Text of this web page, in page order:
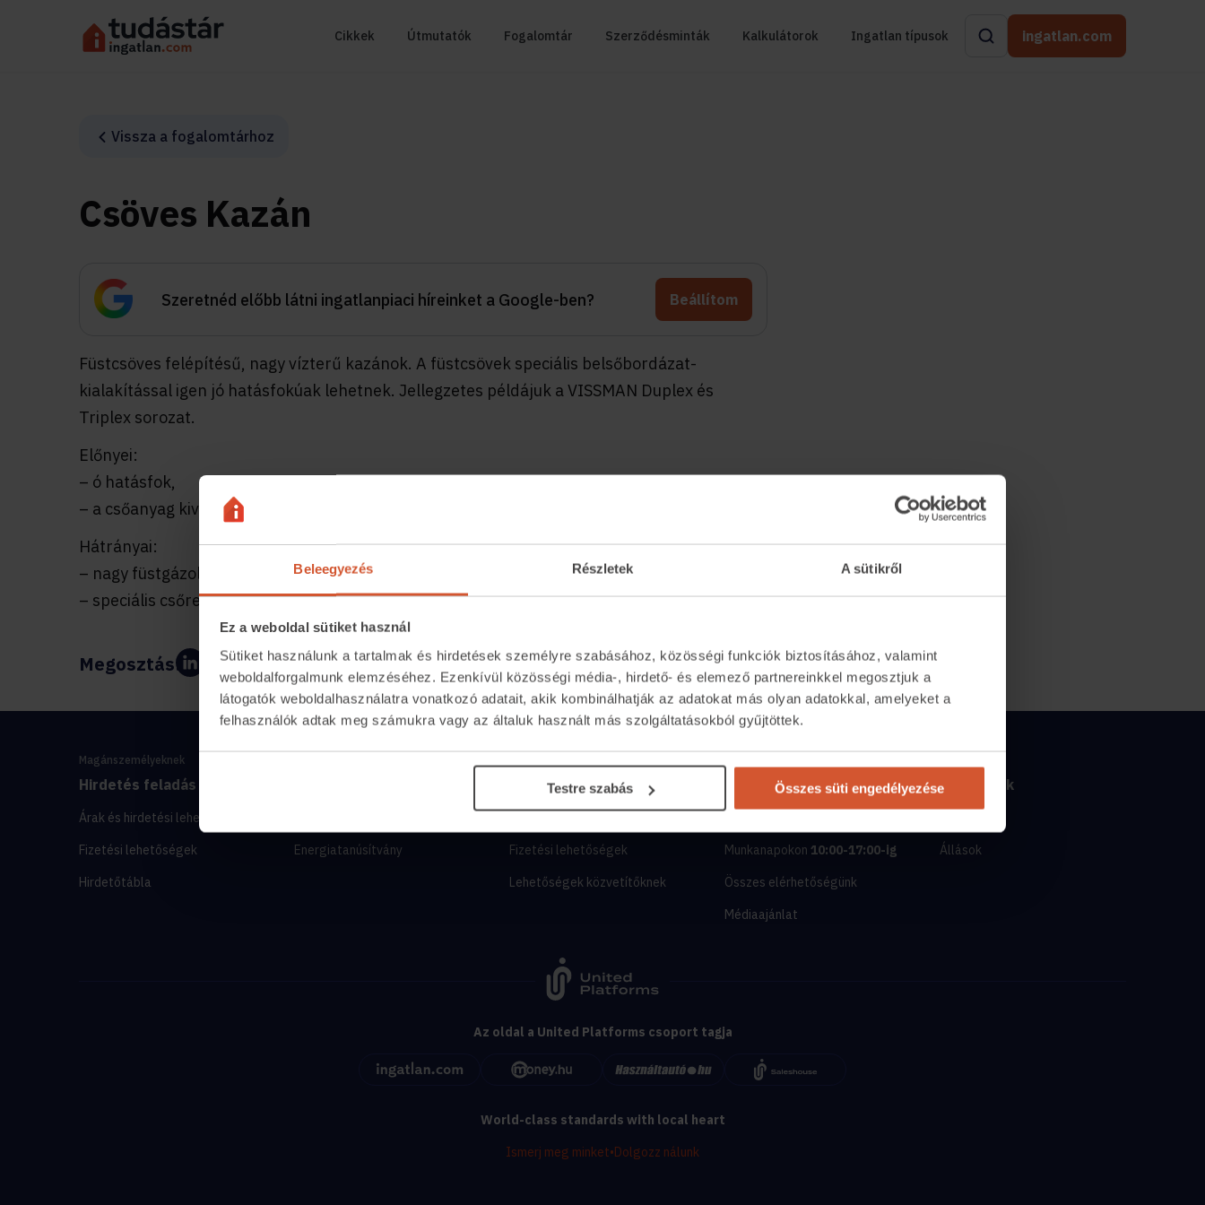
Beleegyezés Részletek A sütikről
Ez a weboldal sütiket használ
Sütiket használunk a tartalmak és hirdetések személyre szabásához, közösségi funkciók biztosításához, valamint
weboldalforgalmunk elemzéséhez. Ezenkívül közösségi média-, hirdető- és elemező partnereinkkel megosztjuk a
látogatók weboldalhasználatra vonatkozó adatait, akik kombinálhatják az adatokat más olyan adatokkal, amelyeket a
felhasználók adtak meg számukra vagy az általuk használt más szolgáltatásokból gyűjtöttek.
Testre szabás Összes süti engedélyezése
Cikkek Útmutatók Fogalomtár Szerződésminták Kalkulátorok Ingatlan típusok ingatlan.com
Vissza a fogalomtárhoz
Csöves Kazán
Szeretnéd előbb látni ingatlanpiaci híreinket a Google-ben? Beállítom
Füstcsöves felépítésű, nagy vízterű kazánok. A füstcsövek speciális belsőbordázat-
kialakítással igen jó hatásfokúak lehetnek. Jellegzetes példájuk a VISSMAN Duplex és
Triplex sorozat.
Előnyei:
– ó hatásfok,
– a csőanyag kiválasztásával a hideg füstgázos részeken jó korrózióálló lehet.
Hátrányai:
– nagy füstgázoldali ellenállás,
– speciális csőrendszer speciális javítási technológiája.
Megosztás:
Magánszemélyeknek
Hirdetés feladás
Árak és hirdetési lehetőségek
Fizetési lehetőségek
Hirdetőtábla
Energiatanúsítvány
Belépés közvetítőknek
Fizetési lehetőségek
Lehetőségek közvetítőknek
+36 1 237 2065
Munkanapokon 10:00-17:00-ig
Összes elérhetőségünk
Médiaajánlat
Csapatunk
Állások
Az oldal a United Platforms csoport tagja
World-class standards with local heart
Ismerj meg minket•Dolgozz nálunk